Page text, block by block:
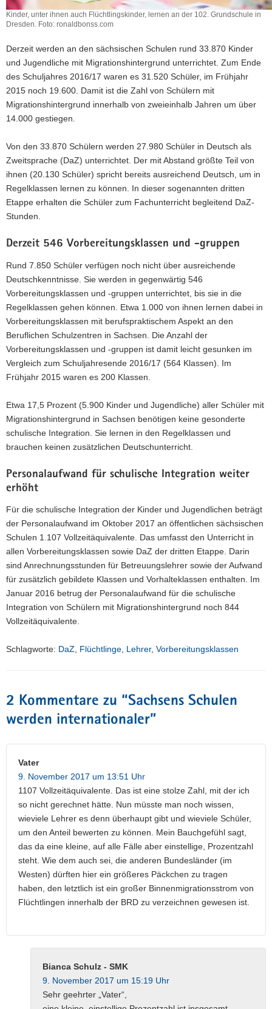
Kinder, unter ihnen auch Flüchtlingskinder, lernen an der 102. Grundschule in
Dresden. Foto: ronaldbonss.com
Derzeit werden an den sächsischen Schulen rund 33.870 Kinder
und Jugendliche mit Migrationshintergrund unterrichtet. Zum Ende
des Schuljahres 2016/17 waren es 31.520 Schüler, im Frühjahr
2015 noch 19.600. Damit ist die Zahl von Schülern mit
Migrationshintergrund innerhalb von zweieinhalb Jahren um über
14.000 gestiegen.
Von den 33.870 Schülern werden 27.980 Schüler in Deutsch als
Zweitsprache (DaZ) unterrichtet. Der mit Abstand größte Teil von
ihnen (20.130 Schüler) spricht bereits ausreichend Deutsch, um in
Regelklassen lernen zu können. In dieser sogenannten dritten
Etappe erhalten die Schüler zum Fachunterricht begleitend DaZ-
Stunden.
Derzeit 546 Vorbereitungsklassen und -gruppen
Rund 7.850 Schüler verfügen noch nicht über ausreichende
Deutschkenntnisse. Sie werden in gegenwärtig 546
Vorbereitungsklassen und -gruppen unterrichtet, bis sie in die
Regelklassen gehen können. Etwa 1.000 von ihnen lernen dabei in
Vorbereitungsklassen mit berufspraktischem Aspekt an den
Beruflichen Schulzentren in Sachsen. Die Anzahl der
Vorbereitungsklassen und -gruppen ist damit leicht gesunken im
Vergleich zum Schuljahresende 2016/17 (564 Klassen). Im
Frühjahr 2015 waren es 200 Klassen.
Etwa 17,5 Prozent (5.900 Kinder und Jugendliche) aller Schüler mit
Migrationshintergrund in Sachsen benötigen keine gesonderte
schulische Integration. Sie lernen in den Regelklassen und
brauchen keinen zusätzlichen Deutschunterricht.
Personalaufwand für schulische Integration weiter
erhöht
Für die schulische Integration der Kinder und Jugendlichen beträgt
der Personalaufwand im Oktober 2017 an öffentlichen sächsischen
Schulen 1.107 Vollzeitäquivalente. Das umfasst den Unterricht in
allen Vorbereitungsklassen sowie DaZ der dritten Etappe. Darin
sind Anrechnungsstunden für Betreuungslehrer sowie der Aufwand
für zusätzlich gebildete Klassen und Vorhalteklassen enthalten. Im
Januar 2016 betrug der Personalaufwand für die schulische
Integration von Schülern mit Migrationshintergrund noch 844
Vollzeitäquivalente.
Schlagworte: DaZ, Flüchtlinge, Lehrer, Vorbereitungsklassen
2 Kommentare zu “Sachsens Schulen
werden internationaler”
Vater
9. November 2017 um 13:51 Uhr
1107 Vollzeitäquivalente. Das ist eine stolze Zahl, mit der ich
so nicht gerechnet hätte. Nun müsste man noch wissen,
wieviele Lehrer es denn überhaupt gibt und wieviele Schüler,
um den Anteil bewerten zu können. Mein Bauchgefühl sagt,
das da eine kleine, auf alle Fälle aber einstellige, Prozentzahl
steht. Wie dem auch sei, die anderen Bundesländer (im
Westen) dürften hier ein größeres Päckchen zu tragen
haben, den letztlich ist ein großer Binnenmigrationsstrom von
Flüchtlingen innerhalb der BRD zu verzeichnen gewesen ist.
Bianca Schulz - SMK
9. November 2017 um 15:19 Uhr
Sehr geehrter „Vater“,